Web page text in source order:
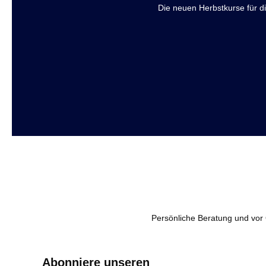
Die neuen Herbstkurse für
Persönliche Beratung und
Abonniere unseren